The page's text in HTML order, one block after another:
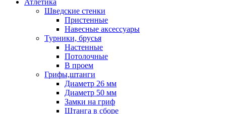
Атлетика
Шведские стенки
Пристенные
Навесные аксессуары
Турники, брусья
Настенные
Потолочные
В проем
Грифы,штанги
Диаметр 26 мм
Диаметр 50 мм
Замки на гриф
Штанга в сборе